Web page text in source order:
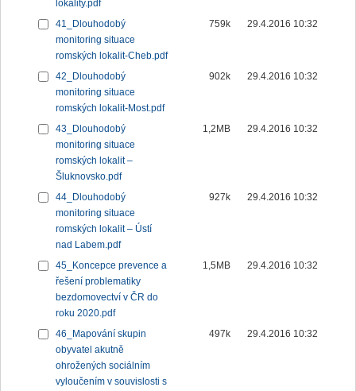
lokality.pdf
41_Dlouhodobý
monitoring situace
romských lokalit-Cheb.pdf
759k 29.4.2016 10:32
42_Dlouhodobý
monitoring situace
romských lokalit-Most.pdf
902k 29.4.2016 10:32
43_Dlouhodobý
monitoring situace
romských lokalit –
Šluknovsko.pdf
1,2MB 29.4.2016 10:32
44_Dlouhodobý
monitoring situace
romských lokalit – Ústí
nad Labem.pdf
927k 29.4.2016 10:32
45_Koncepce prevence a
řešení problematiky
bezdomovectví v ČR do
roku 2020.pdf
1,5MB 29.4.2016 10:32
46_Mapování skupin
obyvatel akutně
ohrožených sociálním
vyloučením v souvislosti s
497k 29.4.2016 10:32